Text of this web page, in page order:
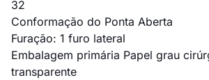
32
Conformação do Ponta Aberta
Furação: 1 furo lateral
Embalagem primária Papel grau
transparente